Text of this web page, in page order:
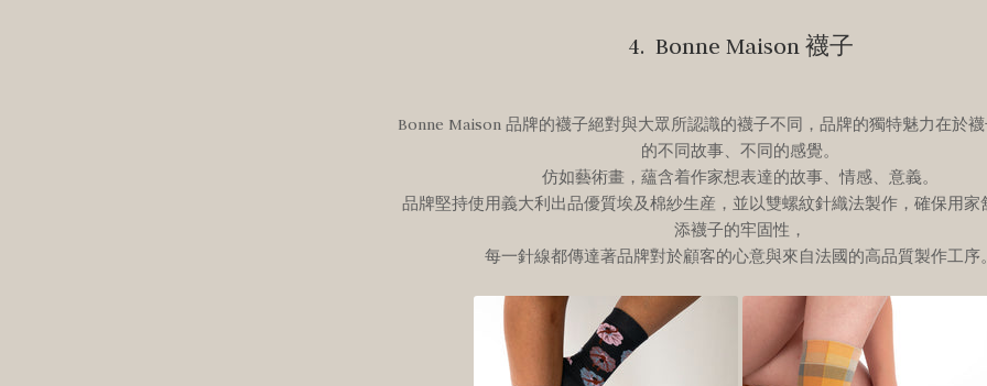
4. Bonne Maison 襪子
Bonne Maison 品牌的襪子絕對與大眾所認識的襪子不同，品牌的獨特魅力在於
的不同故事、不同的感覺。
仿如藝術畫，蘊含着作家想表達的故事、情感、意義。
品牌堅持使用義大利出品優質埃及棉紗生産，並以雙螺紋針織法製作，確保用家
添襪子的牢固性，
每一針線都傳達著品牌對於顧客的心意與來自法國的高品質製作工序